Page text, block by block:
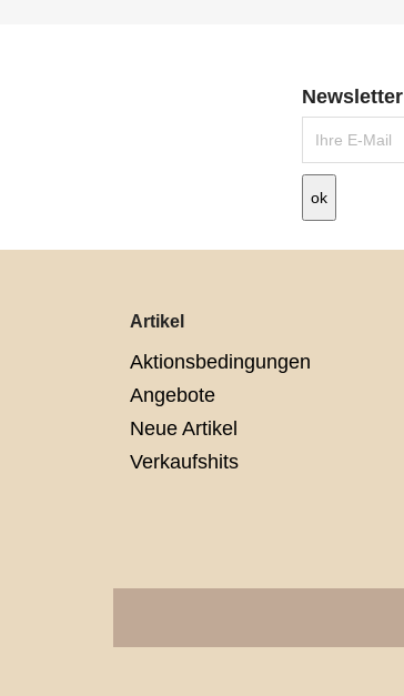
Newsletter
Artikel
Aktionsbedingungen
Angebote
Neue Artikel
Verkaufshits